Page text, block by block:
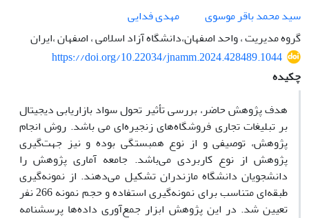
سید محمد باقر موسوی
مهدی فدایی
گروه مدیریت ، واحد اصفهان،دانشگاه آزاد اسلامی ، اصفهان ،ایران
https://doi.org/10.22034/jnamm.2024.428489.1044
چکیده
هدف پژوهش حاضر، بررسی تأثیر تحول سواد بازاریابی دیجیتال
بر تبلیغات تجاری فروشگاه‌های زنجیره‌ای می باشد. روش انجام
پژوهش، توصیفی و از نوع همبستگی بوده و نیز جهت‌گیری
پژوهش از نوع کاربردی می‌باشد. جامعه آماری پژوهش را
دانشجویان دانشگاه مازندران تشکیل می‌دهند. از نمونه‌گیری
طبقه‌ای متناسب برای نمونه‌گیری استفاده و حجم نمونه 266 نفر
تعیین شد. در این پژوهش ابزار جمع‌آوری داده‌ها پرسشنامه